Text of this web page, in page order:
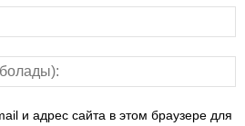
и адрес сайта в этом браузере для